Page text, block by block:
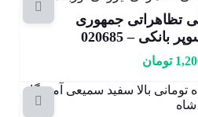
10000 ریالی تظاهراتی جمهوری
تومان